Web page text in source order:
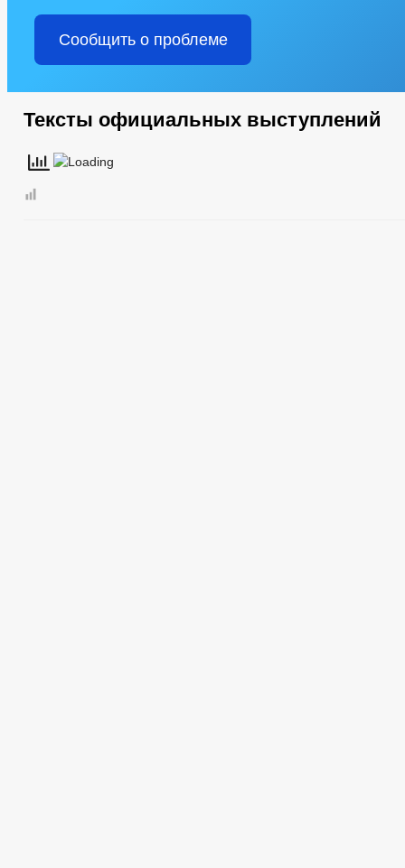
Сообщить о проблеме
Тексты официальных выступлений